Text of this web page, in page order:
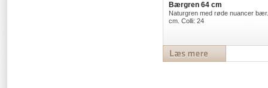
Bærgren 64 cm
Naturgren med røde nuancer
cm. Colli: 24